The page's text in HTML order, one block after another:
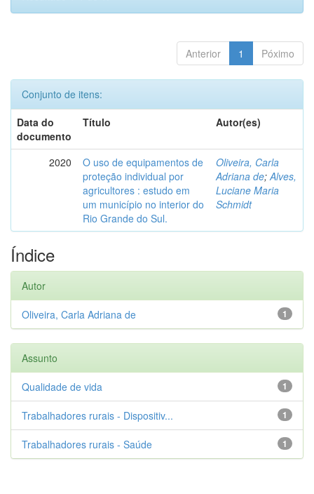
Anterior 1 Póximo
Conjunto de itens:
Data do
documento
Título Autor(es)
2020
O uso de equipamentos de
proteção individual por
agricultores : estudo em
um município no interior do
Rio Grande do Sul.
Oliveira, Carla
Adriana de;Alves,
Luciane Maria
Schmidt
Índice
Autor
1
Oliveira, Carla Adriana de
Assunto
1
Qualidade de vida
1
Trabalhadores rurais - Dispositiv...
1
Trabalhadores rurais - Saúde